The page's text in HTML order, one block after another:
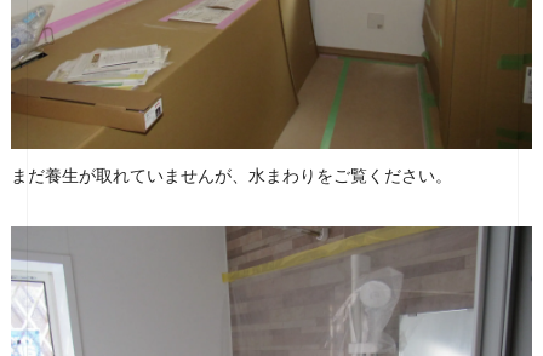
まだ養生が取れていませんが、水まわりをご覧ください。